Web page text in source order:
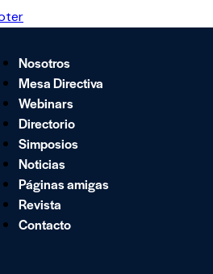
Nosotros
Mesa Directiva
Webinars
Directorio
Simposios
Noticias
Páginas amigas
Revista
Contacto